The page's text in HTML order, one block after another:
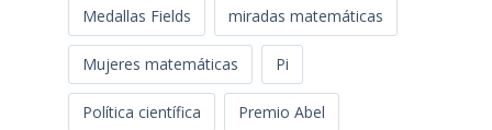
Medallas Fields miradas matemáticas
Mujeres matemáticas Pi
Política científica Premio Abel